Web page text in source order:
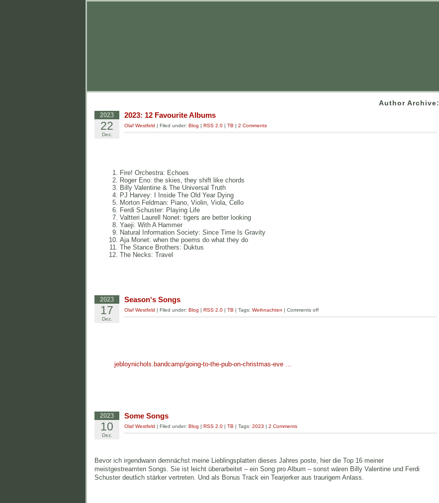
Author Archive:
2023
22
Dez.
2023: 12 Favourite Albums
Olaf Westfeld | Filed under: Blog | RSS 2.0 | TB | 2 Comments
Fire! Orchestra: Echoes
Roger Eno: the skies, they shift like chords
Billy Valentine & The Universal Truth
PJ Harvey: I Inside The Old Year Dying
Morton Feldman: Piano, Violin, Viola, Cello
Ferdi Schuster: Playing Life
Valtteri Laurell Nonet: tigers are better looking
Yaeji: With A Hammer
Natural Information Society: Since Time Is Gravity
Aja Monet: when the poems do what they do
The Stance Brothers: Duktus
The Necks: Travel
2023
17
Dez.
Season‘s Songs
Olaf Westfeld | Filed under: Blog | RSS 2.0 | TB | Tags: Weihnachten | Comments off
jebloynichols.bandcamp/going-to-the-pub-on-christmas-eve …
2023
10
Dez.
Some Songs
Olaf Westfeld | Filed under: Blog | RSS 2.0 | TB | Tags: 2023 | 2 Comments
Bevor ich irgendwann demnächst meine Lieblingsplatten dieses Jahres poste, hier die Top 16 meiner
meistgestreamten Songs. Sie ist leicht überarbeitet – ein Song pro Album – sonst wären Billy Valentine und Ferdi
Schuster deutlich stärker vertreten. Und als Bonus Track ein Tearjerker aus traurigem Anlass.